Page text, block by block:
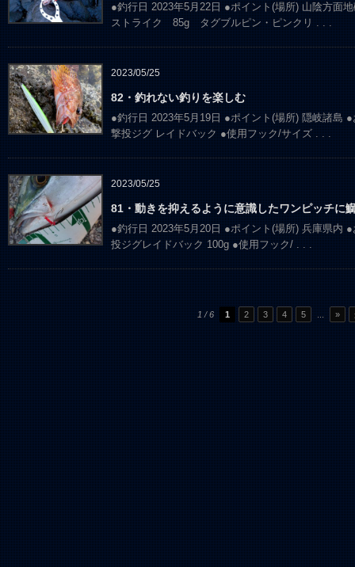
●釣行日 2023年5月22日 ●ポイント(場所) 山陰方面
ストライク 85g タグブルピン・ピンクリ. . .
2023/05/25
82・釣れない釣りを楽しむ
●釣行日 2023年5月19日 ●ポイント(場所) 隠岐諸島
撃投ジグ レイドバック ●使用フック/サイズ. . .
2023/05/25
81・動きを抑えるように意識したワンピッチに
●釣行日 2023年5月20日 ●ポイント(場所) 兵庫県内
投ジグレイドバック 100g ●使用フック/. . .
1 / 6 1 2 3 4 5 ... »